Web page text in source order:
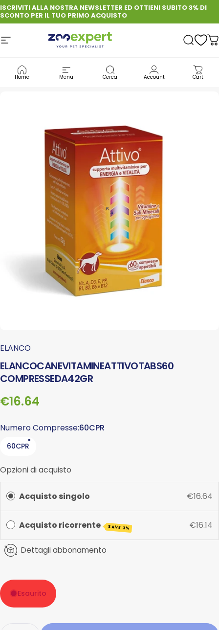
Vai direttamente ai contenuti
ISCRIVITI ALLA NOSTRA NEWSLETTER ED OTTIENI SUBITO 3% DI
SCONTO PER IL TUO PRIMO ACQUISTO
Navigazione del sito
zooexpert Cerca
Home Menu Cerca Account Cart
CANEMULTIVITAMINICI PER CANI
ELANCO CANE VITAMINE ATTIVO TABS 60 COMPRESSE DA 42 GR
ELANCO
ELANCOCANEVITAMINEATTIVOTABS60
COMPRESSEDA42GR
€16.64
Numero Compresse
Numero Compresse:60CPR
60CPR
Opzioni di acquisto
Acquisto singolo €16.64
Acquisto ricorrente SAVE 3% €16.14
Dettagli abbonamento
Esaurito